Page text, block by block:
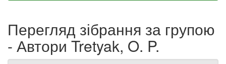
Перегляд зібрання за групою
- Автори Tretyak, O. P.